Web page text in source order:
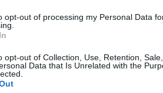
opt-out of processing my Personal Data
opt-out of Collection, Use, Retention,
Data that Is Unrelated with the
nemzetközi színtéren
törekvő
évek óta hangsúlyozza,